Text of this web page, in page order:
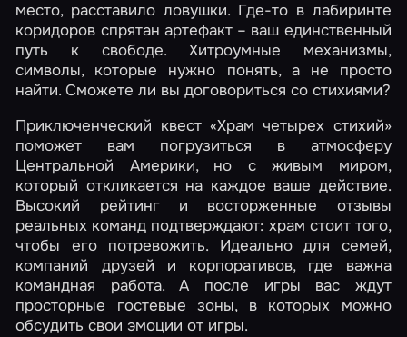
место, расставило ловушки. Где-то в лабиринте
коридоров спрятан артефакт – ваш единственный
путь к свободе. Хитроумные механизмы,
символы, которые нужно понять, а не просто
найти. Сможете ли вы договориться со стихиями?
Приключенческий квест «Храм четырех стихий»
поможет вам погрузиться в атмосферу
Центральной Америки, но с живым миром,
который откликается на каждое ваше действие.
Высокий рейтинг и восторженные отзывы
реальных команд подтверждают: храм стоит того,
чтобы его потревожить. Идеально для семей,
компаний друзей и корпоративов, где важна
командная работа. А после игры вас ждут
просторные гостевые зоны, в которых можно
обсудить свои эмоции от игры.